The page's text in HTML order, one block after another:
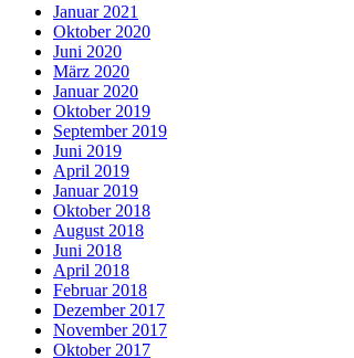
Januar 2021
Oktober 2020
Juni 2020
März 2020
Januar 2020
Oktober 2019
September 2019
Juni 2019
April 2019
Januar 2019
Oktober 2018
August 2018
Juni 2018
April 2018
Februar 2018
Dezember 2017
November 2017
Oktober 2017